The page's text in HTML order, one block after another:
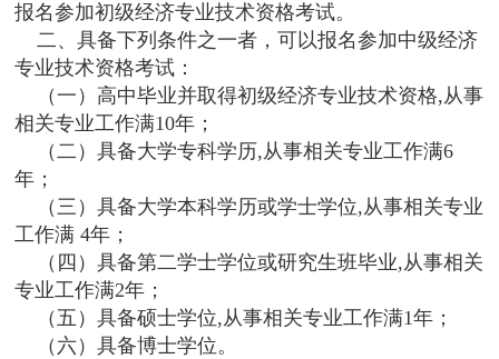
报名参加初级经济专业技术资格考试。
二、具备下列条件之一者，可以报名参加中级经济
专业技术资格考试：
（一）高中毕业并取得初级经济专业技术资格,从事
相关专业工作满10年；
（二）具备大学专科学历,从事相关专业工作满6
年；
（三）具备大学本科学历或学士学位,从事相关专业
工作满 4年；
（四）具备第二学士学位或研究生班毕业,从事相关
专业工作满2年；
（五）具备硕士学位,从事相关专业工作满1年；
（六）具备博士学位。